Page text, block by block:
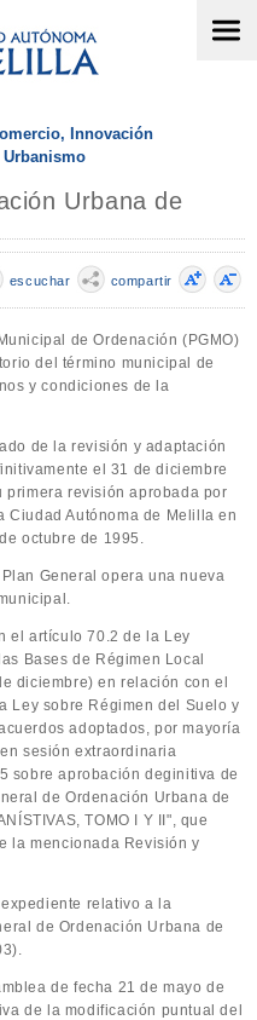
Innovación
Urbanismo
Urbana de
compartir
escuchar
de Ordenación (PGMO)
del término municipal de
y condiciones de la
de la revisión y adaptación
el 31 de diciembre
primera revisión aprobada por
Ciudad Autónoma de Melilla en
octubre de 1995.
General opera una nueva
el artículo 70.2 de la Ley
Bases de Régimen Local
diciembre) en relación con el
Ley sobre Régimen del Suelo y
adoptados, por mayoría
sesión extraordinaria
sobre aprobación deginitiva de
de Ordenación Urbana de
TOMO I Y II", que
la mencionada Revisión y
relativo a la
de Ordenación Urbana de
de fecha 21 de mayo de
de la modificación puntual del